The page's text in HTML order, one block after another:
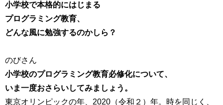
小学校で本格的にはじまる
プログラミング教育、
どんな風に勉強するのかしら？
のびさん
小学校のプログラミング教育必修化について、
いま一度おさらいしてみましょう。
東京オリンピックの年、2020（令和２）年。時を同じく、